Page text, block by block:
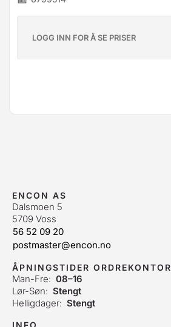
LOGG INN FOR Å SE PRISER
ENCON AS
Dalsmoen 5
5709 Voss
56 52 09 20
postmaster@encon.no
ÅPNINGSTIDER ORDREKONTOR
Man-Fre: 08–16
Lør-Søn: Stengt
Helligdager: Stengt